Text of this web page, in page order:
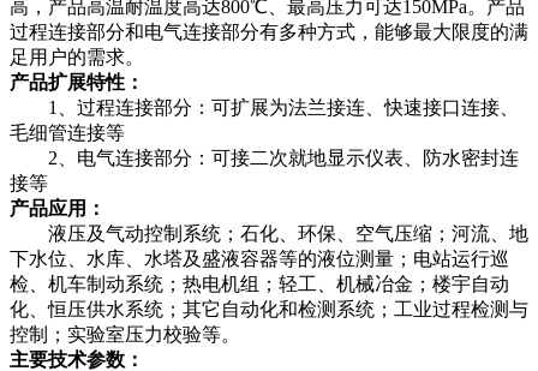
高，产品高温耐温度高达800℃、最高压力可达150MPa。产品
过程连接部分和电气连接部分有多种方式，能够最大限度的满
足用户的需求。
产品扩展特性：
1、过程连接部分：可扩展为法兰接连、快速接口连接、
毛细管连接等
2、电气连接部分：可接二次就地显示仪表、防水密封连
接等
产品应用：
液压及气动控制系统；石化、环保、空气压缩；河流、地
下水位、水库、水塔及盛液容器等的液位测量；电站运行巡
检、机车制动系统；热电机组；轻工、机械冶金；楼宇自动
化、恒压供水系统；其它自动化和检测系统；工业过程检测与
控制；实验室压力校验等。
主要技术参数：